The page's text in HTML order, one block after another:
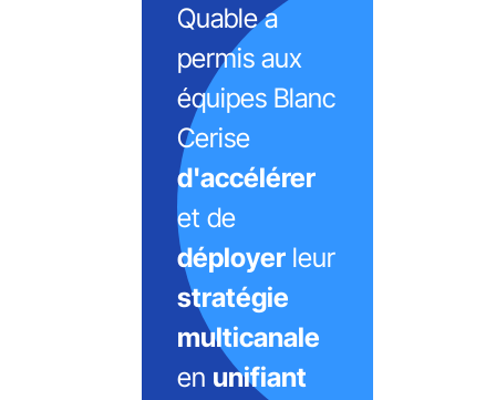
Quable a
permis aux
équipes Blanc
Cerise
d'accélérer
et de
déployer leur
stratégie
multicanale
en unifiant